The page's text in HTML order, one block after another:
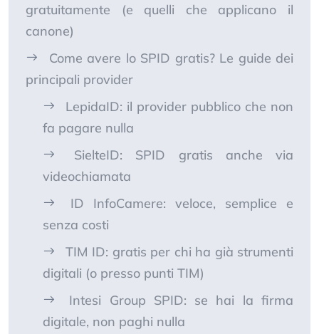
gratuitamente (e quelli che applicano il
canone)
Come avere lo SPID gratis? Le guide dei
principali provider
LepidaID: il provider pubblico che non
fa pagare nulla
SielteID: SPID gratis anche via
videochiamata
ID InfoCamere: veloce, semplice e
senza costi
TIM ID: gratis per chi ha già strumenti
digitali (o presso punti TIM)
Intesi Group SPID: se hai la firma
digitale, non paghi nulla